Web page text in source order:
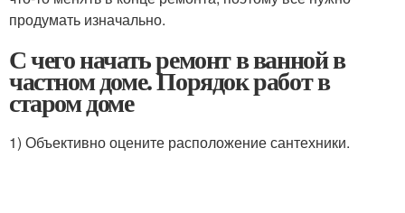
продумать изначально.
С чего начать ремонт в ванной в
частном доме. Порядок работ в
старом доме
1) Объективно оцените расположение сантехники.